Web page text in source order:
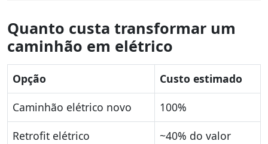
Quanto custa transformar um
caminhão em elétrico
Opção
Custo estimado
Caminhão elétrico novo
100%
Retrofit elétrico
~40% do valor